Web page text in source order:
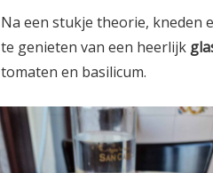
Na een stukje theorie, kneden
te genieten van een heerlijk
tomaten en basilicum.